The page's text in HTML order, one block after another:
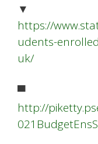
▼
https://
udents-
uk/
▀
http://